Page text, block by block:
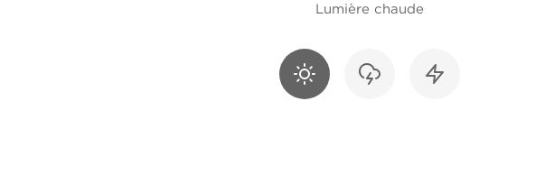
Lumière chaude